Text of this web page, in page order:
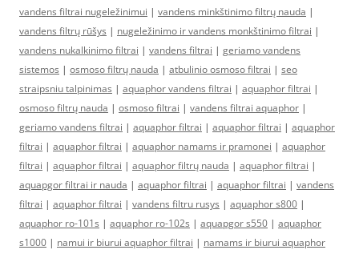
vandens filtrai nugeležinimui | vandens minkštinimo filtrų nauda |
vandens filtrų rūšys | nugeležinimo ir vandens monkštinimo filtrai |
vandens nukalkinimo filtrai | vandens filtrai | geriamo vandens
sistemos | osmoso filtrų nauda | atbulinio osmoso filtrai | seo
straipsniu talpinimas | aquaphor vandens filtrai | aquaphor filtrai |
osmoso filtrų nauda | osmoso filtrai | vandens filtrai aquaphor |
geriamo vandens filtrai | aquaphor filtrai | aquaphor filtrai | aquaphor
filtrai | aquaphor filtrai | aquaphor namams ir pramonei | aquaphor
filtrai | aquaphor filtrai | aquaphor filtrų nauda | aquaphor filtrai |
aquapgor filtrai ir nauda | aquaphor filtrai | aquaphor filtrai | vandens
filtrai | aquaphor filtrai | vandens filtru rusys | aquaphor s800 |
aquaphor ro-101s | aquaphor ro-102s | aquapgor s550 | aquaphor
s1000 | namui ir biurui aquaphor filtrai | namams ir biurui aquaphor